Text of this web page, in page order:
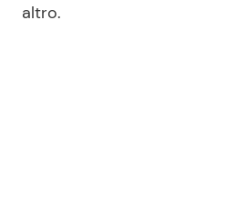
News benessere
altro.